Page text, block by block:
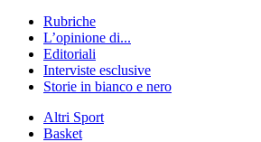
Rubriche
L’opinione di...
Editoriali
Interviste esclusive
Storie in bianco e nero
Altri Sport
Basket